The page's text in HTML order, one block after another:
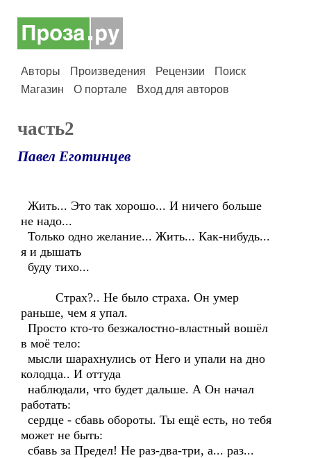
Авторы Произведения Рецензии
Поиск
Магазин
О портале Вход для авторов
часть2
Павел Еготинцев
Жить... Это так хорошо... И ничего больше
не надо...
Только одно желание... Жить... Как-нибудь...
я и дышать
буду тихо...
Страх?.. Не было страха. Он умер
раньше, чем я упал.
Просто кто-то безжалостно-властный вошёл
в моё тело:
мысли шарахнулись от Него и упали на дно
колодца.. И оттуда
наблюдали, что будет дальше. А Он начал
работать:
сердце - сбавь обороты. Ты ещё есть, но тебя
может не быть:
сбавь за Предел! Не раз-два-три, а... раз...